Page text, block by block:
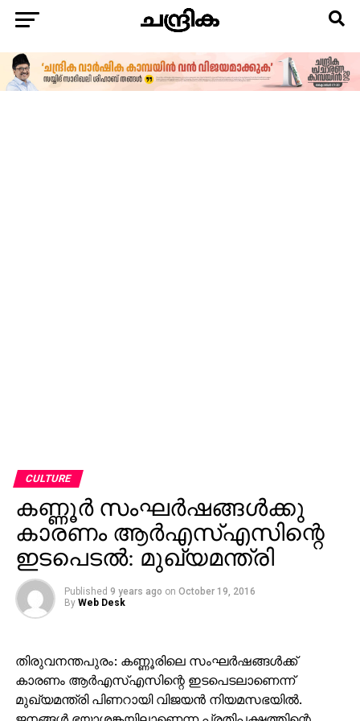
CULTURE
കണ്ണൂര്‍ സംഘര്‍ഷങ്ങള്‍ക്കു
കാരണം ആര്‍എസ്എസിന്റെ
ഇടപെടല്‍: മുഖ്യമന്ത്രി
Published 9 years ago on October 19, 2016
By Web Desk
തിരുവനന്തപുരം: കണ്ണൂരിലെ സംഘര്‍ഷങ്ങള്‍ക്ക്
കാരണം ആര്‍എസ്എസിന്റെ ഇടപെടലാണെന്ന്
മുഖ്യമന്ത്രി പിണറായി വിജയന്‍ നിയമസഭയില്‍.